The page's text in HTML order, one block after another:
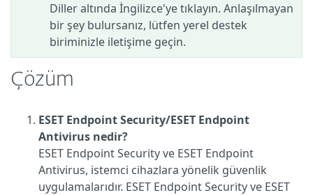
Diller altında İngilizce'ye tıklayın. Anlaşılmayan
bir şey bulursanız, lütfen yerel destek
biriminizle iletişime geçin.
Çözüm
ESET Endpoint Security/ESET Endpoint
Antivirus nedir?
ESET Endpoint Security ve ESET Endpoint
Antivirus, istemci cihazlara yönelik güvenlik
uygulamalarıdır. ESET Endpoint Security ve ESET